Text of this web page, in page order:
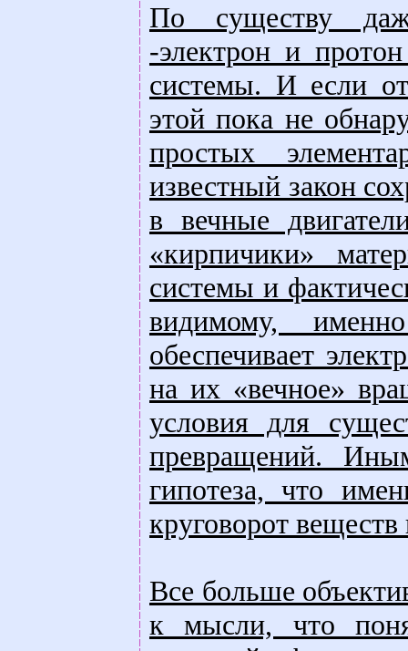
По существу
-электрон и
системы. И если
этой пока не
простых
известный закон
в вечные
«кирпичики»
системы и
видимому,
обеспечивает
на их «вечное»
условия для
превращений.
гипотеза, что
круговорот
Все больше
к мысли, что